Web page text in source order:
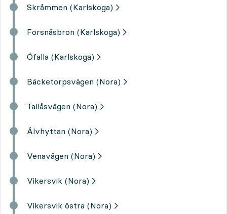
Skråmmen (Karlskoga)
Forsnäsbron (Karlskoga)
Öfalla (Karlskoga)
Bäcketorpsvägen (Nora)
Tallåsvägen (Nora)
Älvhyttan (Nora)
Venavägen (Nora)
Vikersvik (Nora)
Vikersvik östra (Nora)